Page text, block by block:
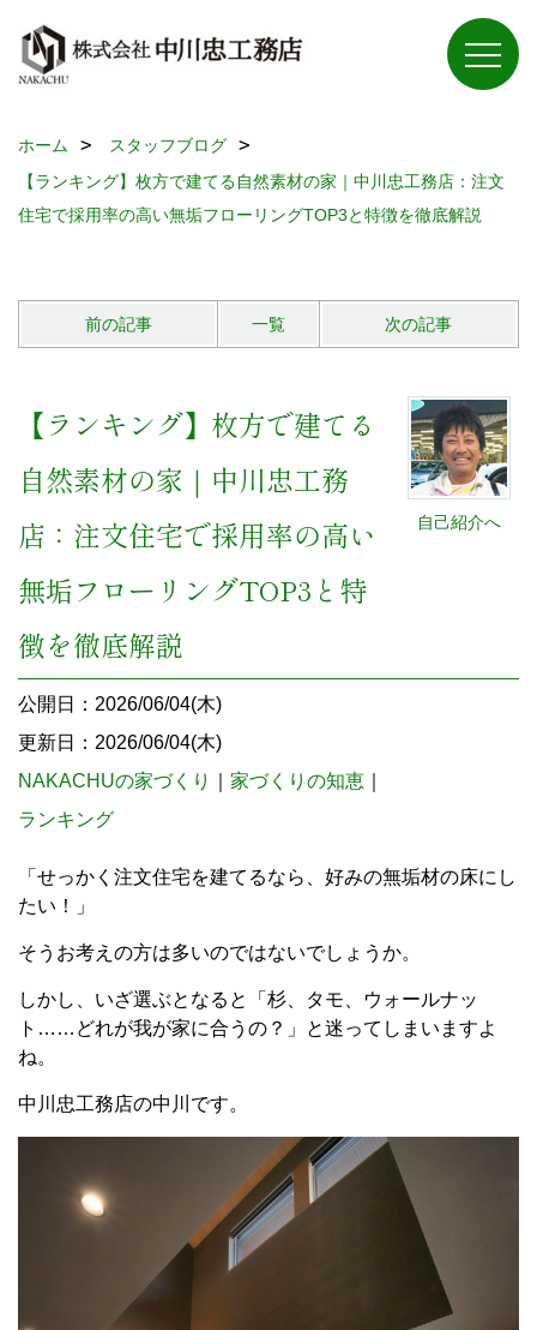
ホーム
スタッフブログ
【ランキング】枚方で建てる自然素材の家｜中川忠工務店：注文
住宅で採用率の高い無垢フローリングTOP3と特徴を徹底解説
前の記事 一覧 次の記事
自己紹介へ
【ランキング】枚方で建てる
自然素材の家｜中川忠工務
店：注文住宅で採用率の高い
無垢フローリングTOP3と特
徴を徹底解説
公開日：2026/06/04(木)
更新日：2026/06/04(木)
NAKACHUの家づくり
家づくりの知恵
ランキング
「せっかく注文住宅を建てるなら、好みの無垢材の床にし
たい！」
そうお考えの方は多いのではないでしょうか。
しかし、いざ選ぶとなると「杉、タモ、ウォールナッ
ト……どれが我が家に合うの？」と迷ってしまいますよ
ね。
中川忠工務店の中川です。